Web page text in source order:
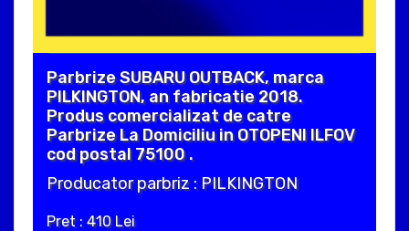
Parbrize SUBARU OUTBACK, marca
PILKINGTON, an fabricatie 2018.
Produs comercializat de catre
Parbrize La Domiciliu in OTOPENI ILFOV
cod postal 75100 .
Producator parbriz : PILKINGTON
Pret : 410 Lei